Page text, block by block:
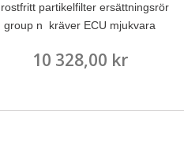
partikelfilter ersättningsrör
group n kräver ECU mjukvara
10 328,00 kr